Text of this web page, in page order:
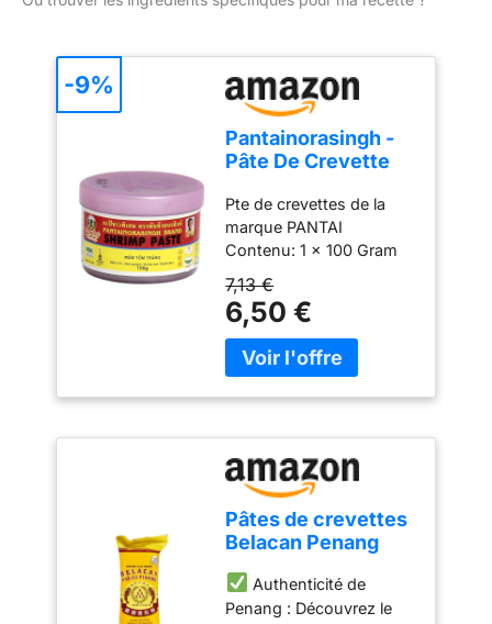
Pantainorasingh -
Pâte De Crevette
Pte de crevettes de la
marque PANTAI
Contenu: 1 x 100 Gram
De la marque PANTAI
Qualité supérieure
7,13 €
6,50 €
-9%
Pâtes de crevettes
Belacan Penang
Malaisie Halal
Authenticité de
Penang : Découvrez le